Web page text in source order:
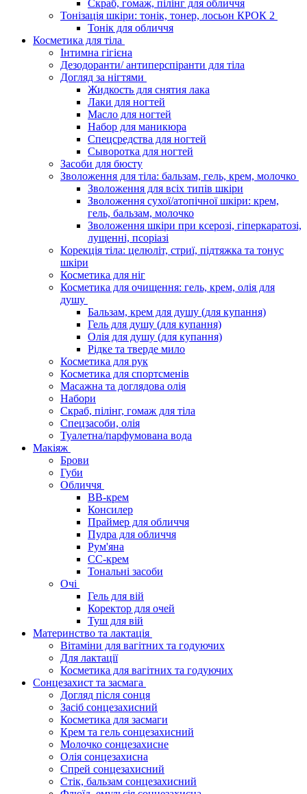
Скраб, гомаж, пілінг для обличчя
Тонізація шкіри: тонік, тонер, лосьон КРОК 2
Тонік для обличчя
Косметика для тіла
Інтимна гігієна
Дезодоранти/ антиперспіранти для тіла
Догляд за нігтями
Жидкость для снятия лака
Лаки для ногтей
Масло для ногтей
Набор для маникюра
Спецсредства для ногтей
Сыворотка для ногтей
Засоби для бюсту
Зволоження для тіла: бальзам, гель, крем, молочко
Зволоження для всіх типів шкіри
Зволоження сухої/атопічної шкіри: крем,
гель, бальзам, молочко
Зволоження шкіри при ксерозі, гіперкаратозі,
лущенні, псоріазі
Корекція тіла: целюліт, стриї, підтяжка та тонус
шкіри
Косметика для ніг
Косметика для очищення: гель, крем, олія для
душу
Бальзам, крем для душу (для купання)
Гель для душу (для купання)
Олія для душу (для купання)
Рідке та тверде мило
Косметика для рук
Косметика для спортсменів
Масажна та доглядова олія
Набори
Скраб, пілінг, гомаж для тіла
Спецзасоби, олія
Туалетна/парфумована вода
Макіяж
Брови
Губи
Обличчя
BB-крем
Консилер
Праймер для обличчя
Пудра для обличчя
Рум'яна
СС-крем
Тональні засоби
Очі
Гель для вій
Коректор для очей
Туш для вій
Материнство та лактація
Вітаміни для вагітних та годуючих
Для лактації
Косметика для вагітних та годуючих
Сонцезахист та засмага
Догляд після сонця
Засіб сонцезахисний
Косметика для засмаги
Крем та гель сонцезахисний
Молочко сонцезахисне
Олія сонцезахисна
Спрей сонцезахисний
Стік, бальзам сонцезахисний